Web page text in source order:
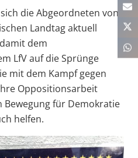
die Abgeordneten von
Landtag aktuell
dem
LfV auf die Sprünge
mit dem Kampf gegen
Oppositionsarbeit
für Demokratie
helfen.